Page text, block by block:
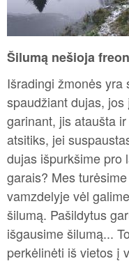
Šilumą nešioja
Išradingi žmonės yra
spaudžiant dujas,
garinant, jis ataušta
atsitiks, jei
dujas išpurkšime pro
garais? Mes
vamzdelyje vėl
šilumą. Pašildytus
išgausime šilumą...
perkėlinėti iš vietos į